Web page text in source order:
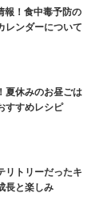
報！食中毒予防の
レンダーについて
夏休みのお昼ごは
すすめレシピ
リトリーだったキ
長と楽しみ